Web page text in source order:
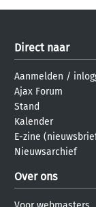
Direct naar
Aanmelden /
Ajax Forum
Stand
Kalender
E-zine
Nieuwsarchief
Over ons